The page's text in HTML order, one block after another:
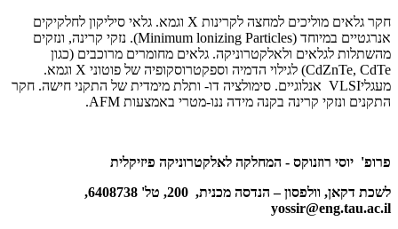
חקר גלאים מוליכים למחצה לקרינות X וגמא. גלאי סיליקון לחלקיקים
אנרגטיים במיוחד (Minimum lonizing Particles). נזקי קרינה, ונזקים
מהשתלות לגלאים ולאלקטרוניקה. גלאים מחומרים מרוכבים (כגון
CdZnTe, CdTe) לגילוי הדמיה וספקטרוסקופיה של פוטוני X וגמא.
מעגליVLSI אנלוגיים. סימולציה דו- ותלת מימדית של התקני חישה. חקר
התקנים ונזקי קרינה בקנה מידה ננו-מטרי באמצעות AFM
.
פרופ' יוסי רוזנוקס - המחלקה לאלקטרוניקה פיזיקלית
לשכת דקאן, וולפסון – הנדסה מכנית, 200, טל' 6408738,
yossir@eng.tau.ac.il